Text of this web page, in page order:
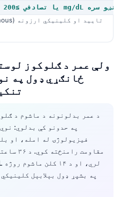
روژه ≥126 mg/dL یا تصادفي ≥200 mg/dL د نښو سره
ولې عمر د ګلوکوز
ځانګړي ډول په
د عمر بدلونونه د ماشوم د
په حدونو کې بدلوي:
فیزیولوژۍ له امله، او
مقاومت